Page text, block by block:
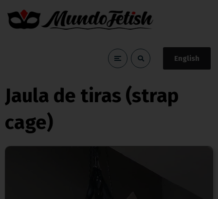
English
Blog
Home Jaula de tiras (strap cage)
Jaula de tiras (strap
cage)